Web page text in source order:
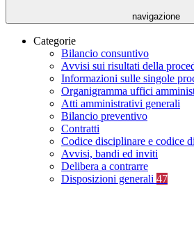
navigazione
Categorie
Bilancio consuntivo
Avvisi sui risultati della
Informazioni sulle singole
Organigramma uffici
Atti amministrativi generali
Bilancio preventivo
Contratti
Codice disciplinare e codice
Avvisi, bandi ed inviti
Delibera a contrarre
Disposizioni generali 47